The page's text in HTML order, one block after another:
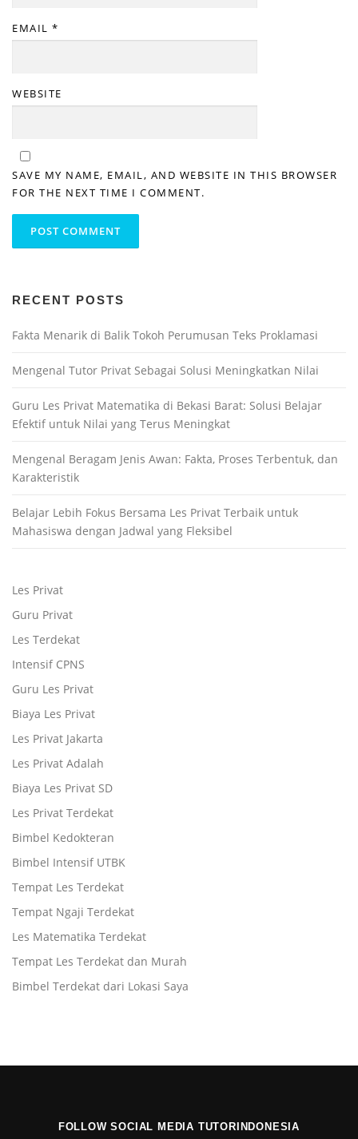
EMAIL *
WEBSITE
SAVE MY NAME, EMAIL, AND WEBSITE IN THIS BROWSER
FOR THE NEXT TIME I COMMENT.
RECENT POSTS
Fakta Menarik di Balik Tokoh Perumusan Teks Proklamasi
Mengenal Tutor Privat Sebagai Solusi Meningkatkan Nilai
Guru Les Privat Matematika di Bekasi Barat: Solusi Belajar
Efektif untuk Nilai yang Terus Meningkat
Mengenal Beragam Jenis Awan: Fakta, Proses Terbentuk, dan
Karakteristik
Belajar Lebih Fokus Bersama Les Privat Terbaik untuk
Mahasiswa dengan Jadwal yang Fleksibel
Les Privat
Guru Privat
Les Terdekat
Intensif CPNS
Guru Les Privat
Biaya Les Privat
Les Privat Jakarta
Les Privat Adalah
Biaya Les Privat SD
Les Privat Terdekat
Bimbel Kedokteran
Bimbel Intensif UTBK
Tempat Les Terdekat
Tempat Ngaji Terdekat
Les Matematika Terdekat
Tempat Les Terdekat dan Murah
Bimbel Terdekat dari Lokasi Saya
FOLLOW SOCIAL MEDIA TUTORINDONESIA